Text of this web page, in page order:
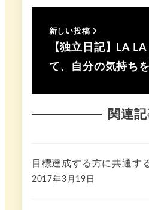
新しい投稿
【独立日記】LA
て、自分の気持ち
関連
目標達成する方に共通す
2017年3月19日